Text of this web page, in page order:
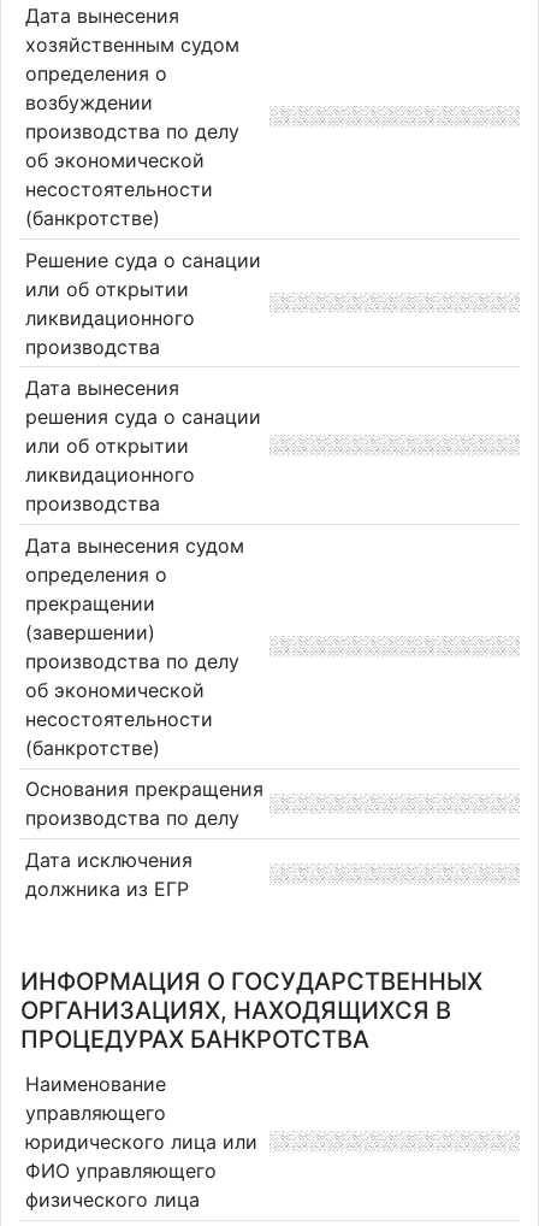
Дата вынесения
хозяйственным судом
определения о
возбуждении
производства по делу
об экономической
несостоятельности
(банкротстве)
Решение суда о санации
или об открытии
ликвидационного
производства
Дата вынесения
решения суда о санации
или об открытии
ликвидационного
производства
Дата вынесения судом
определения о
прекращении
(завершении)
производства по делу
об экономической
несостоятельности
(банкротстве)
Основания прекращения
производства по делу
Дата исключения
должника из ЕГР
ИНФОРМАЦИЯ О ГОСУДАРСТВЕННЫХ
ОРГАНИЗАЦИЯХ, НАХОДЯЩИХСЯ В
ПРОЦЕДУРАХ БАНКРОТСТВА
Наименование
управляющего
юридического лица или
ФИО управляющего
физического лица